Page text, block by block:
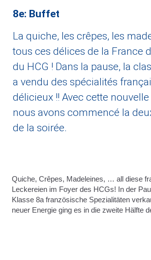
8e: Buffet
La quiche, les crêpes, les
tous ces délices de la France
du HCG ! Dans la pause, la
a vendu des spécialités
délicieux !! Avec cette
nous avons commencé la
de la soirée.
Quiche, Crêpes, Madeleines, … all diese
Leckereien im Foyer des HCGs! In der
Klasse 8a französische Spezialitäten
neuer Energie ging es in die zweite Hälfte